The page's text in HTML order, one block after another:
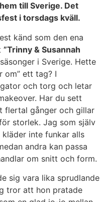
till Sverige. Det
i torsdags kväll.
känd som den ena
”Trinny & Susannah
i Sverige. Hette
om” ett tag? I
och torg och letar
Har du sett
flertal gånger och gillar
storlek. Jag som själv
inte funkar alls
andra kan passa
om snitt och form.
sig vara lika sprudlande
tror att hon pratade